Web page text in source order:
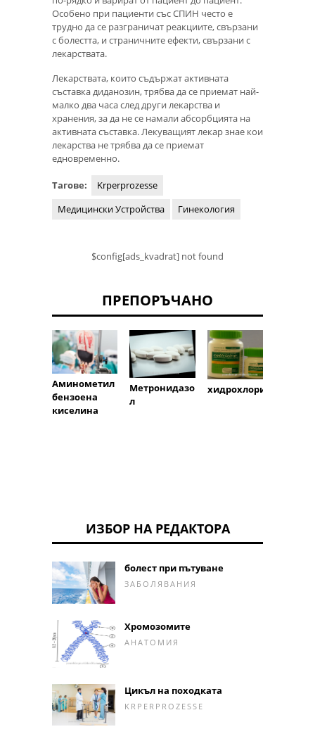
Особено при пациенти със СПИН често е
трудно да се разграничат реакциите, свързани
с болестта, и страничните ефекти, свързани с
лекарствата.
Лекарствата, които съдържат активната
съставка диданозин, трябва да се приемат най-
малко два часа след други лекарства и
хранения, за да не се намали абсорбцията на
активната съставка. Лекуващият лекар знае кои
лекарства не трябва да се приемат
едновременно.
Тагове:
Krperprozesse
Медицински Устройства
Гинекология
$config[ads_kvadrat] not found
ПРЕПОРЪЧАНО
Аминометил
бензоена
киселина
Метронидазо
л
хидрохлорид
ИЗБОР НА РЕДАКТОРА
болест при пътуване
ЗАБОЛЯВАНИЯ
Хромозомите
АНАТОМИЯ
Цикъл на походката
KRPERPROZESSE